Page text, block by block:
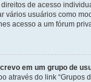
de acesso
vários usuários como
acesso a um fórum
em um grupo de
através do link “Grupos